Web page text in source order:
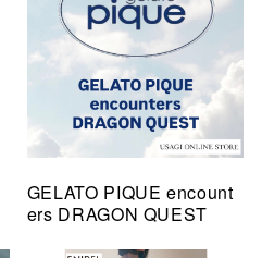
GELATO PIQUE encount
ers DRAGON QUEST